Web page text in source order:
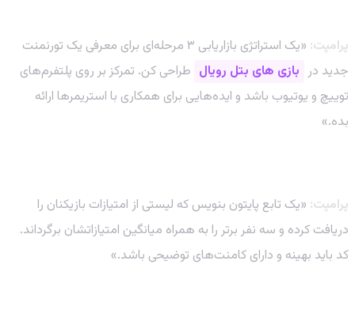
پرامپت:
«یک استراتژی بازاریابی ۳ مرحله‌ای برای معرفی یک تورنمنت
جدید در بازی های بتل رویال طراحی کن. تمرکز بر روی پلتفرم‌های
توییچ و یوتیوب باشد و ایده‌هایی برای همکاری با استریمرها ارائه
بده.»
پرامپت: «یک تابع پایتون بنویس که لیستی از امتیازات بازیکنان را
دریافت کرده و سه نفر برتر را به همراه میانگین امتیازاتشان برگرداند.
کد باید بهینه و دارای کامنت‌های توضیحی باشد.»